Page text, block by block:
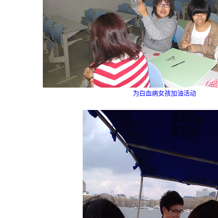
为白血病女孩加油活动